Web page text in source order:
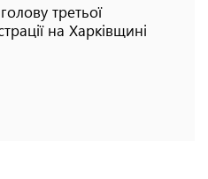
третьої
на Харківщині